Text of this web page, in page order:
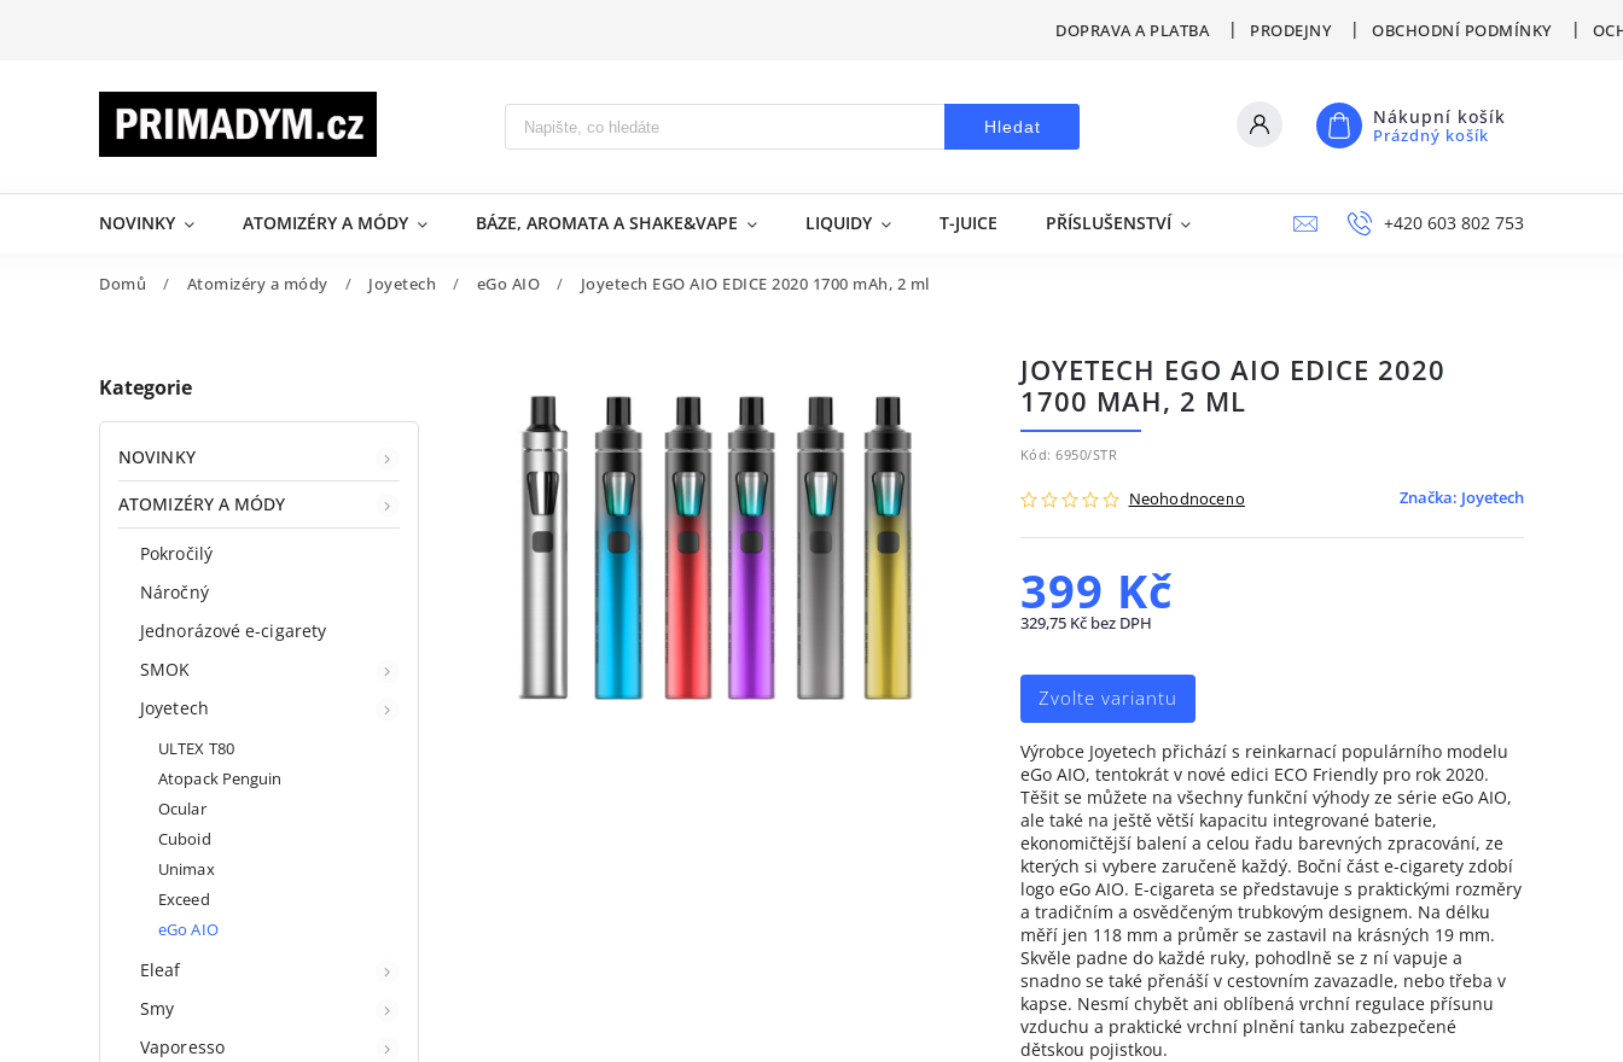
DOPRAVA A PLATBA PRODEJNY OBCHODNÍ PODMÍNKY
Hledat Nákupní košík
Prázdný košík
NOVINKY ATOMIZÉRY A MÓDY BÁZE, AROMATA A SHAKE&VAPE LIQUIDY T-JUICE PŘÍSLUŠENSTVÍ VÝPRODEJ NAPIŠTE NÁM
+420 603 802 753
Domů / Atomizéry a módy / Joyetech / eGo AIO / Joyetech EGO AIO EDICE 2020 1700 mAh, 2 ml
Kategorie
NOVINKY
ATOMIZÉRY A MÓDY
Pokročilý
Náročný
Jednorázové e-cigarety
SMOK
Joyetech
ULTEX T80
Atopack Penguin
Ocular
Cuboid
Unimax
Exceed
eGo AIO
Eleaf
Smy
Vaporesso
JOYETECH EGO AIO EDICE 2020
1700 MAH, 2 ML
Kód: 6950/STR
Neohodnoceno Značka: Joyetech
399 Kč
329,75 Kč bez DPH
Zvolte variantu
Výrobce Joyetech přichází s reinkarnací populárního modelu
eGo AIO, tentokrát v nové edici ECO Friendly pro rok 2020.
Těšit se můžete na všechny funkční výhody ze série eGo AIO,
ale také na ještě větší kapacitu integrované baterie,
ekonomičtější balení a celou řadu barevných zpracování, ze
kterých si vybere zaručeně každý. Boční část e-cigarety zdobí
logo eGo AIO. E-cigareta se představuje s praktickými rozměry
a tradičním a osvědčeným trubkovým designem. Na délku
měří jen 118 mm a průměr se zastavil na krásných 19 mm.
Skvěle padne do každé ruky, pohodlně se z ní vapuje a
snadno se také přenáší v cestovním zavazadle, nebo třeba v
kapse. Nesmí chybět ani oblíbená vrchní regulace přísunu
vzduchu a praktické vrchní plnění tanku zabezpečené
dětskou pojistkou.